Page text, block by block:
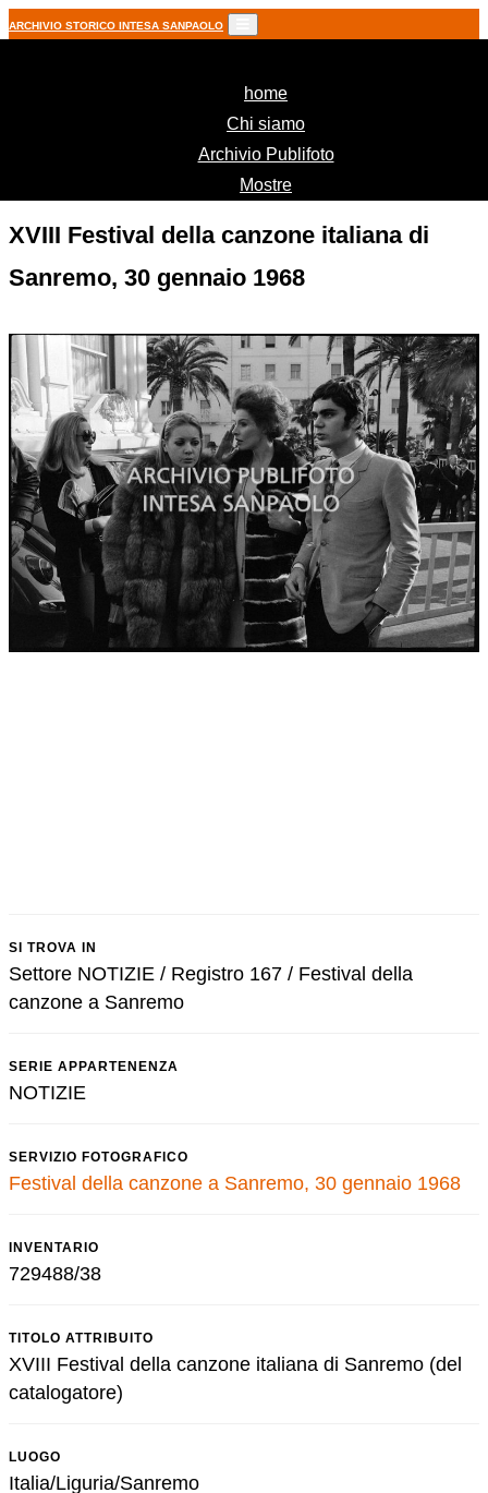
ARCHIVIO STORICO INTESA SANPAOLO
home(current)
Chi siamo
Archivio Publifoto
Mostre
XVIII Festival della canzone italiana di
Sanremo, 30 gennaio 1968
SI TROVA IN
Settore NOTIZIE / Registro 167 / Festival della
canzone a Sanremo
SERIE APPARTENENZA
NOTIZIE
SERVIZIO FOTOGRAFICO
Festival della canzone a Sanremo, 30 gennaio 1968
INVENTARIO
729488/38
TITOLO ATTRIBUITO
XVIII Festival della canzone italiana di Sanremo (del
catalogatore)
LUOGO
Italia/Liguria/Sanremo